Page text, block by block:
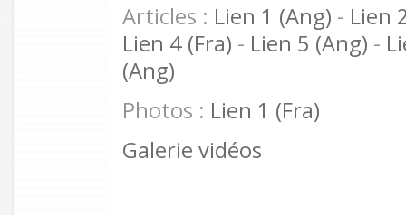
Articles : Lien 1 (Ang) - Lien
Lien 4 (Fra) - Lien 5 (Ang) -
(Ang)
Photos : Lien 1 (Fra)
Galerie vidéos